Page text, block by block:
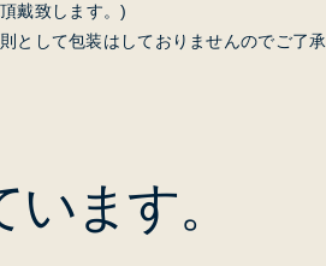
戴致します。)
として包装はしておりませんのでご了承
ます。